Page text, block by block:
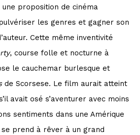
proposition de cinéma
les genres et gagner son
Cette même inventivité
, course folle et nocturne à
le cauchemar burlesque et
de Scorsese. Le film aurait atteint
avait osé s’aventurer avec moins
sentiments dans une Amérique
prend à rêver à un grand